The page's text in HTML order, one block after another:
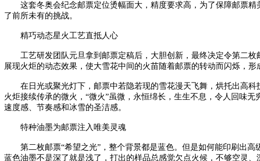
这套冬奥会纪念邮票定位烫幅面大，精度要求高，为了保障邮票精
了前所未有的挑战。
精巧动态星火工艺直抵人心
工艺研发团队元旦拿到邮票定稿后，大胆创新，最终决定令第二枚
展现火炬的动态效果，使大雪花中间的火苗随着邮票的转动而闪烁，
在日光或聚光灯下，邮票中若隐若现的雪花漫天飞舞，烘托出高科
火炬接续传承的微火，“微火”虽微，永恒绵长，生生不息，令人回味
速度感、节奏感和冰雪的圣洁感。
特种油墨为邮票注入唯美灵魂
第二枚邮票“希望之光”，整个背景都是蓝色。但是如何能印刷出高
蓝色油墨不是深了就是浅了，打出的样品总感觉欠点火候，不够空灵